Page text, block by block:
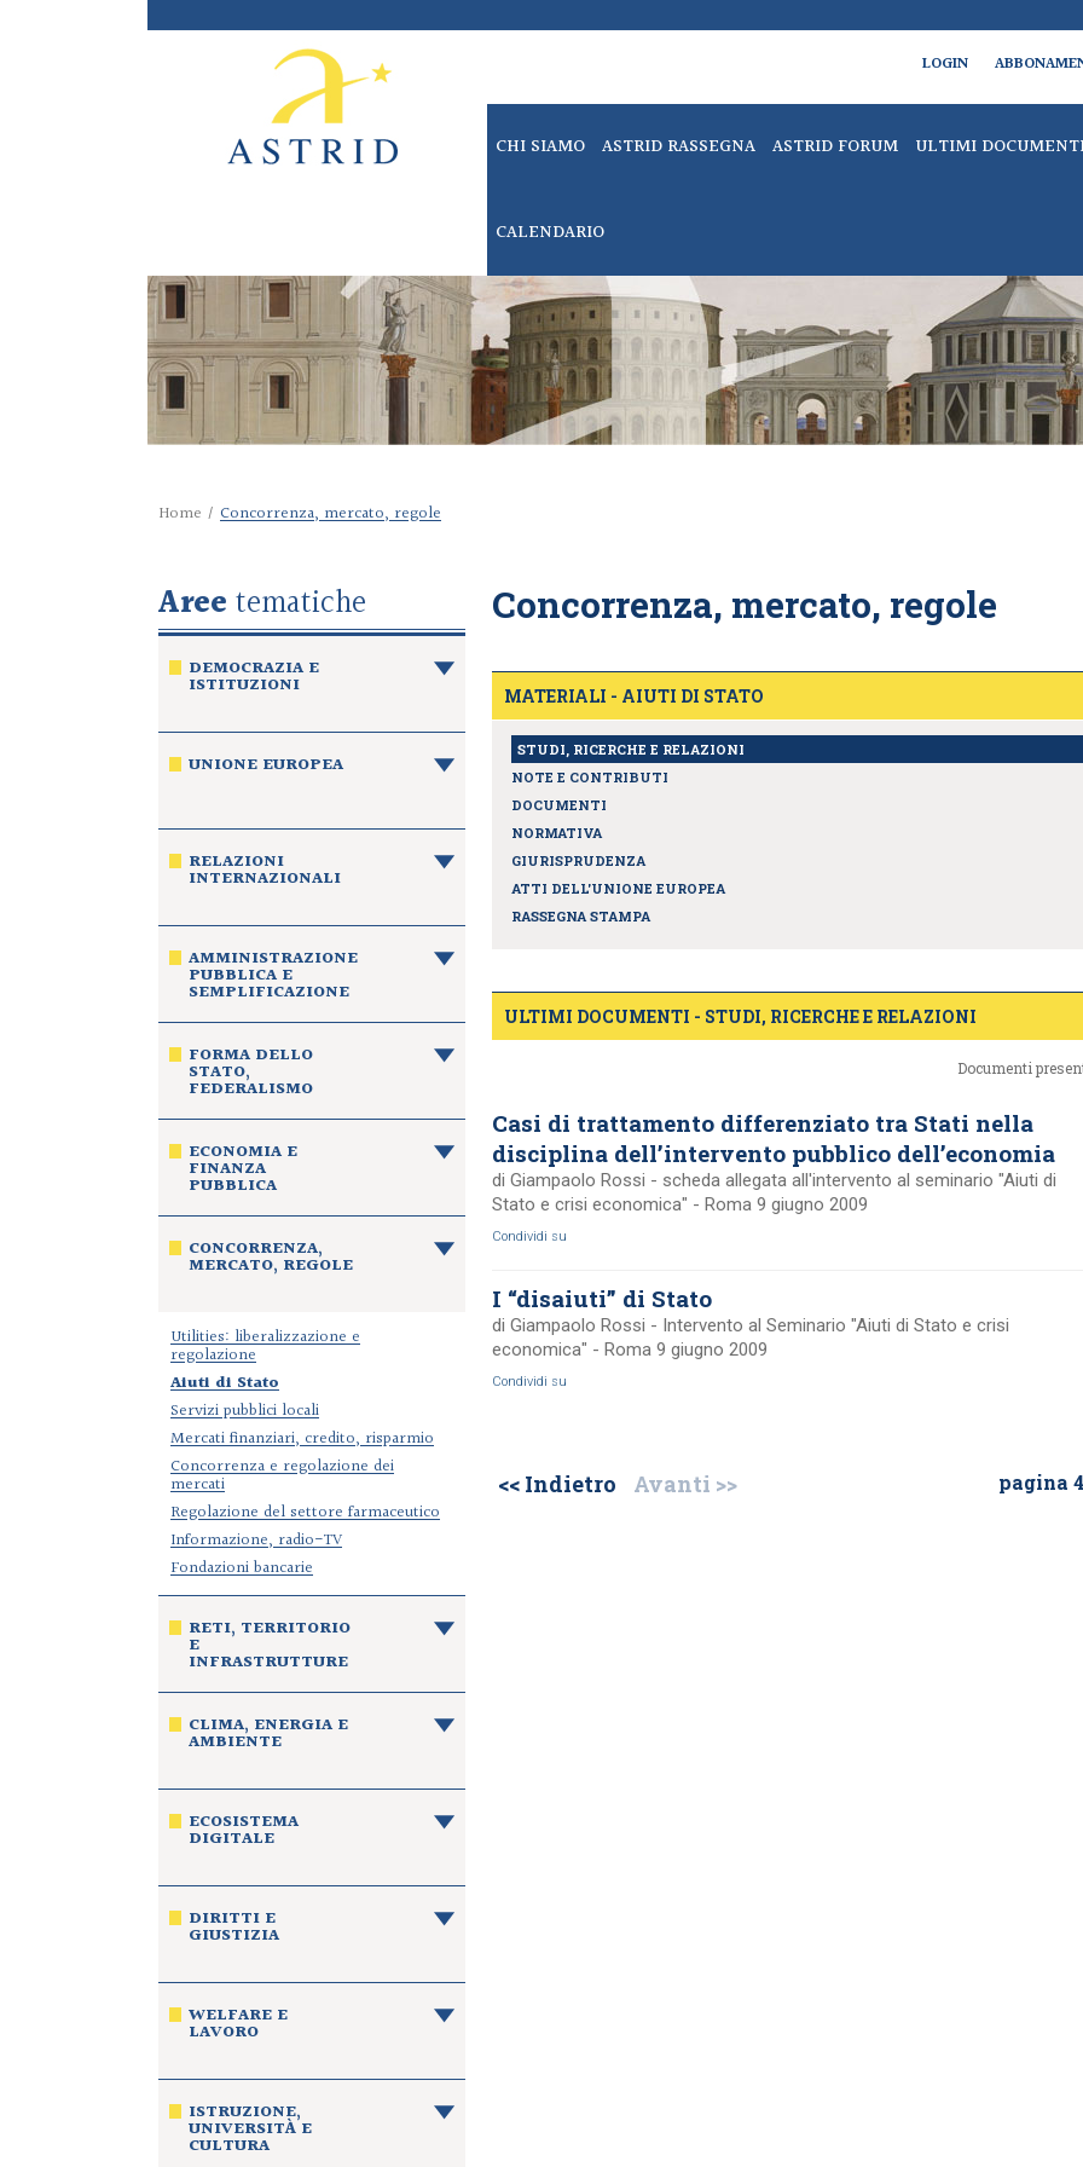
LOGIN
CHI SIAMO ASTRID RASSEGNA ASTRID FORUM ULTIMI
CALENDARIO
Home / Concorrenza, mercato, regole
Areetematiche
DEMOCRAZIA E
ISTITUZIONI
UNIONE EUROPEA
RELAZIONI
INTERNAZIONALI
AMMINISTRAZIONE
PUBBLICA E
SEMPLIFICAZIONE
FORMA DELLO
STATO,
FEDERALISMO
ECONOMIA E
FINANZA
PUBBLICA
CONCORRENZA,
MERCATO, REGOLE
Utilities: liberalizzazione e
regolazione
Aiuti di Stato
Servizi pubblici locali
Mercati finanziari, credito, risparmio
Concorrenza e regolazione dei
mercati
Regolazione del settore farmaceutico
Informazione, radio-TV
Fondazioni bancarie
RETI, TERRITORIO
E
INFRASTRUTTURE
CLIMA, ENERGIA E
AMBIENTE
ECOSISTEMA
DIGITALE
DIRITTI E
GIUSTIZIA
WELFARE E
LAVORO
ISTRUZIONE,
UNIVERSITÀ E
CULTURA
Concorrenza, mercato, regole
MATERIALI - AIUTI DI STATO
STUDI, RICERCHE E RELAZIONI
NOTE E CONTRIBUTI
DOCUMENTI
NORMATIVA
GIURISPRUDENZA
ATTI DELL'UNIONE EUROPEA
RASSEGNA STAMPA
ULTIMI DOCUMENTI - STUDI, RICERCHE E RELAZIONI
Documenti
Casi di trattamento differenziato tra Stati nella
disciplina dell’intervento pubblico dell’economia
di Giampaolo Rossi - scheda allegata all'intervento al seminario "Aiuti di
Stato e crisi economica" - Roma 9 giugno 2009
Condividi su
I “disaiuti” di Stato
di Giampaolo Rossi - Intervento al Seminario "Aiuti di Stato e crisi
economica" - Roma 9 giugno 2009
Condividi su
<< Indietro Avanti >> pagina 4